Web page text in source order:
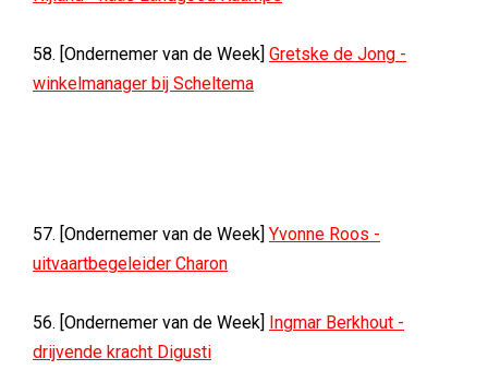
58. [Ondernemer van de Week] Gretske de Jong -
winkelmanager bij Scheltema
57. [Ondernemer van de Week] Yvonne Roos -
uitvaartbegeleider Charon
56. [Ondernemer van de Week] Ingmar Berkhout -
drijvende kracht Digusti